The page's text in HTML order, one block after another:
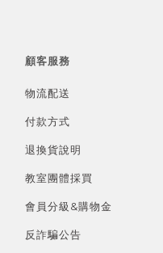
顧客服務
物流配送
付款方式
退換貨說明
教室團體採買
會員分級&購物金
反詐騙公告